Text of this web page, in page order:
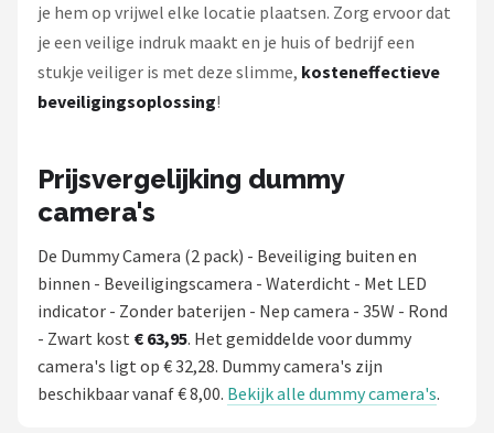
je hem op vrijwel elke locatie plaatsen. Zorg ervoor dat
je een veilige indruk maakt en je huis of bedrijf een
stukje veiliger is met deze slimme, kosteneffectieve
beveiligingsoplossing!
Prijsvergelijking dummy
camera's
De Dummy Camera (2 pack) - Beveiliging buiten en
binnen - Beveiligingscamera - Waterdicht - Met LED
indicator - Zonder baterijen - Nep camera - 35W - Rond
- Zwart kost € 63,95. Het gemiddelde voor dummy
camera's ligt op € 32,28. Dummy camera's zijn
beschikbaar vanaf € 8,00. Bekijk alle dummy camera's.